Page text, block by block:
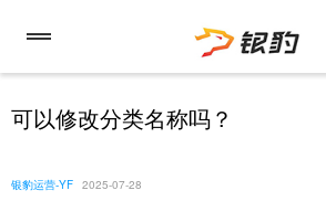
可以修改分类名称吗？
银豹运营-YF 2025-07-28